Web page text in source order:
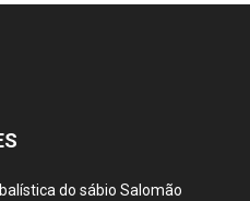
do sábio Salomão